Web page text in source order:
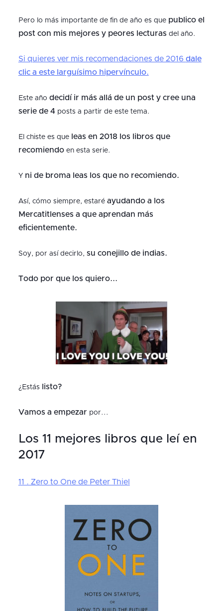
Pero lo más importante de fin de año es que publico el
post con mis mejores y peores lecturas del año.
Si quieres ver mis recomendaciones de 2016 dale
clic a este larguísimo hipervínculo.
Este año decidí ir más allá de un post y cree una
serie de 4posts a partir de este tema.
El chiste es que leas en 2018 los libros que
recomiendoen esta serie.
Y ni de broma leas los que no recomiendo.
Así, cómo siempre, estaré ayudando a los
Mercatitlenses a que aprendan más
eficientemente.
Soy, por así decirlo, su conejillo de indias.
Todo por que los quiero...
¿Estás listo?
Vamos a empezar por...
Los 11 mejores libros que leí en
2017
11 . Zero to One de Peter Thiel